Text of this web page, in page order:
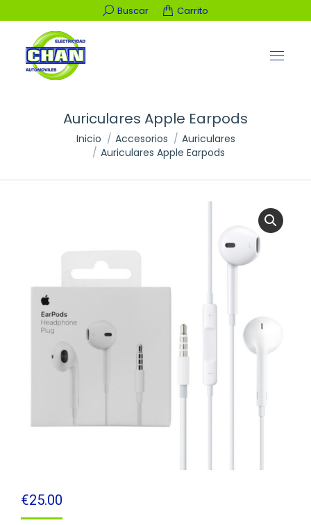
Buscar:
Buscar Carrito
Auriculares Apple Earpods
Inicio Accesorios
Auriculares
Auriculares Apple Earpods
€25.00